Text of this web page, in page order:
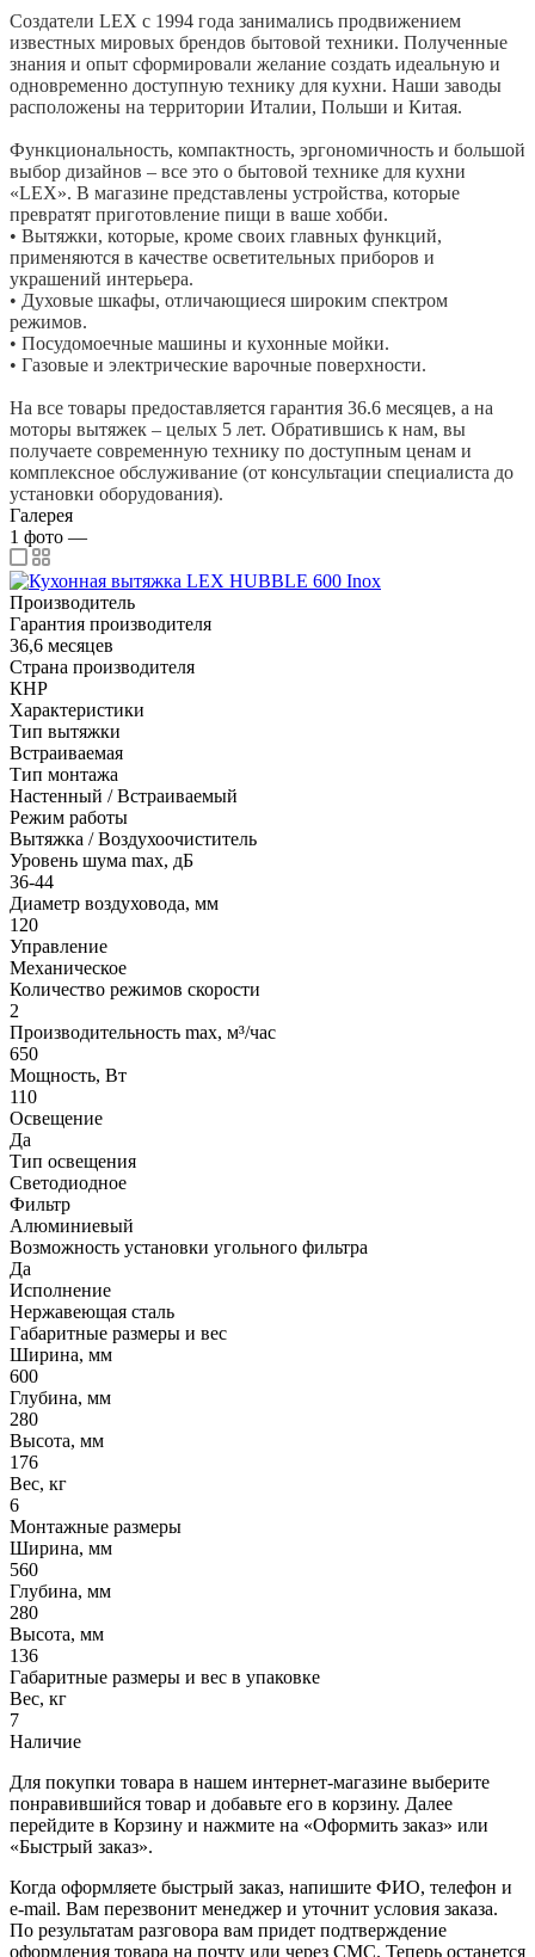
Создатели LEX с 1994 года занимались продвижением
известных мировых брендов бытовой техники. Полученные
знания и опыт сформировали желание создать идеальную и
одновременно доступную технику для кухни. Наши заводы
расположены на территории Италии, Польши и Китая.
Функциональность, компактность, эргономичность и большой
выбор дизайнов – все это о бытовой технике для кухни
«LEX». В магазине представлены устройства, которые
превратят приготовление пищи в ваше хобби.
• Вытяжки, которые, кроме своих главных функций,
применяются в качестве осветительных приборов и
украшений интерьера.
• Духовые шкафы, отличающиеся широким спектром
режимов.
• Посудомоечные машины и кухонные мойки.
• Газовые и электрические варочные поверхности.
На все товары предоставляется гарантия 36.6 месяцев, а на
моторы вытяжек – целых 5 лет. Обратившись к нам, вы
получаете современную технику по доступным ценам и
комплексное обслуживание (от консультации специалиста до
установки оборудования).
Галерея
1 фото —
Производитель
Гарантия производителя
36,6 месяцев
Страна производителя
КНР
Характеристики
Тип вытяжки
Встраиваемая
Тип монтажа
Настенный / Встраиваемый
Режим работы
Вытяжка / Воздухоочиститель
Уровень шума max, дБ
36-44
Диаметр воздуховода, мм
120
Управление
Механическое
Количество режимов скорости
2
Производительность max, м³/час
650
Мощность, Вт
110
Освещение
Да
Тип освещения
Светодиодное
Фильтр
Алюминиевый
Возможность установки угольного фильтра
Да
Исполнение
Нержавеющая сталь
Габаритные размеры и вес
Ширина, мм
600
Глубина, мм
280
Высота, мм
176
Вес, кг
6
Монтажные размеры
Ширина, мм
560
Глубина, мм
280
Высота, мм
136
Габаритные размеры и вес в упаковке
Вес, кг
7
Наличие
Для покупки товара в нашем интернет-магазине выберите
понравившийся товар и добавьте его в корзину. Далее
перейдите в Корзину и нажмите на «Оформить заказ» или
«Быстрый заказ».
Когда оформляете быстрый заказ, напишите ФИО, телефон и
e-mail. Вам перезвонит менеджер и уточнит условия заказа.
По результатам разговора вам придет подтверждение
оформления товара на почту или через СМС. Теперь останется